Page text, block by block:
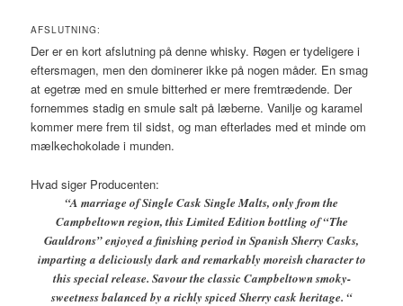
AFSLUTNING:
Der er en kort afslutning på denne whisky. Røgen er tydeligere i
eftersmagen, men den dominerer ikke på nogen måder. En smag
at egetræ med en smule bitterhed er mere fremtrædende. Der
fornemmes stadig en smule salt på læberne. Vanilje og karamel
kommer mere frem til sidst, og man efterlades med et minde om
mælkechokolade i munden.
Hvad siger Producenten:
“A marriage of Single Cask Single Malts, only from the
Campbeltown region, this Limited Edition bottling of “The
Gauldrons” enjoyed a finishing period in Spanish Sherry Casks,
imparting a deliciously dark and remarkably moreish character to
this special release. Savour the classic Campbeltown smoky-
sweetness balanced by a richly spiced Sherry cask heritage. “